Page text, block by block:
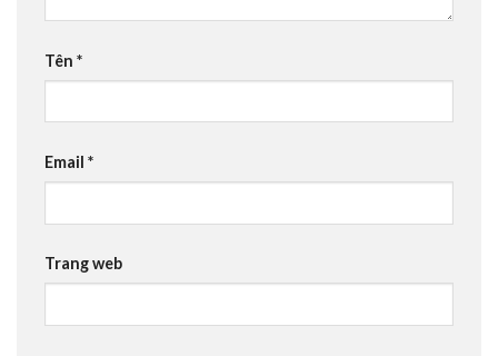
Tên *
Email *
Trang web